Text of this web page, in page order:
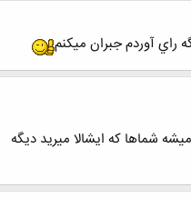
راي آوردم جبران ميکنم